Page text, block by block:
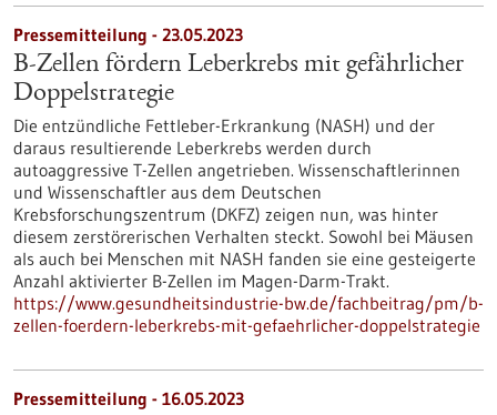
Pressemitteilung - 23.05.2023
B-Zellen fördern Leberkrebs mit gefährlicher
Doppelstrategie
Die entzündliche Fettleber-Erkrankung (NASH) und der
daraus resultierende Leberkrebs werden durch
autoaggressive T-Zellen angetrieben. Wissenschaftlerinnen
und Wissenschaftler aus dem Deutschen
Krebsforschungszentrum (DKFZ) zeigen nun, was hinter
diesem zerstörerischen Verhalten steckt. Sowohl bei Mäusen
als auch bei Menschen mit NASH fanden sie eine gesteigerte
Anzahl aktivierter B-Zellen im Magen-Darm-Trakt.
https://www.gesundheitsindustrie-bw.de/fachbeitrag/pm/b-
zellen-foerdern-leberkrebs-mit-gefaehrlicher-doppelstrategie
Pressemitteilung - 16.05.2023